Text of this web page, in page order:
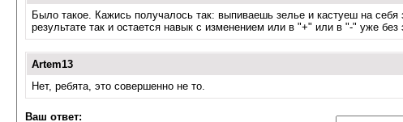
Было такое. Кажись получалось так: выпиваешь зелье и кастуеш на
результате так и остается навык с изменением или в "+" или в "-" уже
Artem13
Нет, ребята, это совершенно не то.
Ваш ответ: